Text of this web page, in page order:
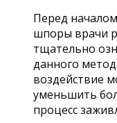
Перед
шпоры врачи
тщательно
данного
воздействие
уменьшить
процесс